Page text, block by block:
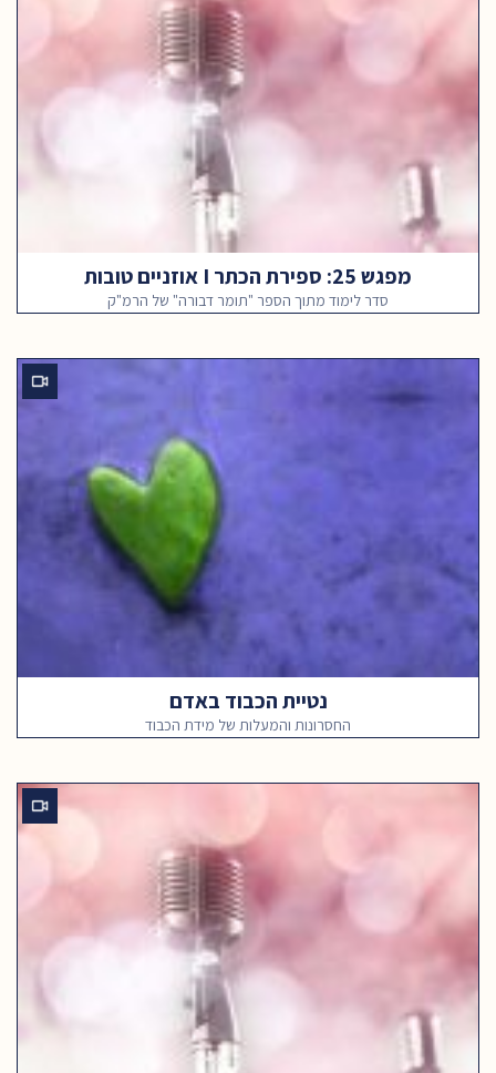
מפגש 25: ספירת הכתר I אוזניים טובות
סדר לימוד מתוך הספר "תומר דבורה" של הרמ"ק
נטיית הכבוד באדם
החסרונות והמעלות של מידת הכבוד